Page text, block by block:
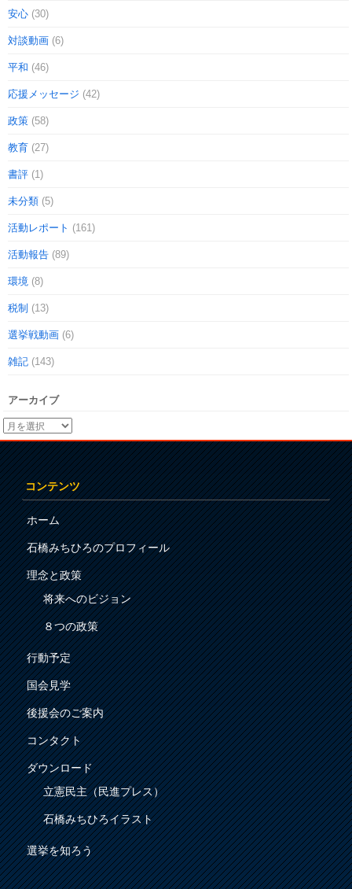
安心 (30)
対談動画 (6)
平和 (46)
応援メッセージ (42)
政策 (58)
教育 (27)
書評 (1)
未分類 (5)
活動レポート (161)
活動報告 (89)
環境 (8)
税制 (13)
選挙戦動画 (6)
雑記 (143)
アーカイブ
コンテンツ
ホーム
石橋みちひろのプロフィール
理念と政策
将来へのビジョン
８つの政策
行動予定
国会見学
後援会のご案内
コンタクト
ダウンロード
立憲民主（民進プレス）
石橋みちひろイラスト
選挙を知ろう